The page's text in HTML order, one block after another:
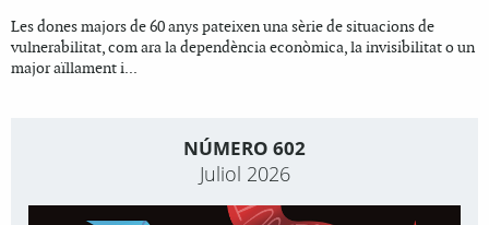
Les dones majors de 60 anys pateixen una sèrie de situacions de
vulnerabilitat, com ara la dependència econòmica, la invisibilitat o un
major aïllament i...
NÚMERO 602
Juliol 2026